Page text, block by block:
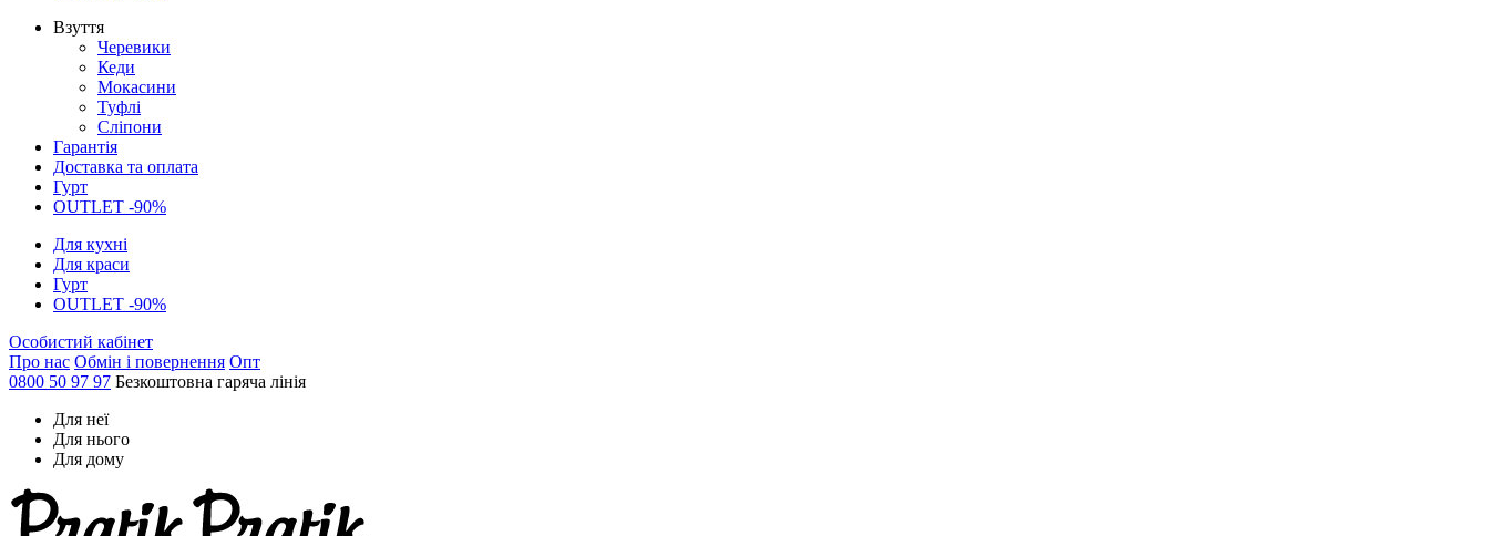
Взуття
Черевики
Кеди
Мокасини
Туфлі
Сліпони
Гарантія
Доставка та оплата
Гурт
OUTLET -90%
Для кухні
Для краси
Гурт
OUTLET -90%
Особистий кабінет
Про нас Обмін і повернення Опт
0800 50 97 97 Безкоштовна гаряча лінія
Для неї
Для нього
Для дому